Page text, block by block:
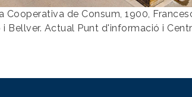
Cooperativa de Consum, 1900,
i Bellver. Actual Punt d'informació i